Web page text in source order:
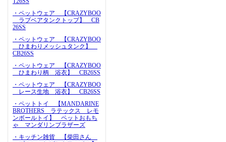
・ペットウェア 【CRAZYBOO
ラブベアタンクトップ】 CB
26SS
・ペットウェア 【CRAZYBOO
ひまわりメッシュタンク】
CB26SS
・ペットウェア 【CRAZYBOO
ひまわり柄 浴衣】 CB26SS
・ペットウェア 【CRAZYBOO
レース生地 浴衣】 CB26SS
・ペットトイ 【MANDARINE
BROTHERS ラテックス レモ
ンボールトイ】 ペットおもち
ゃ マンダリンブラザーズ
・キッチン雑貨 【柴田さん